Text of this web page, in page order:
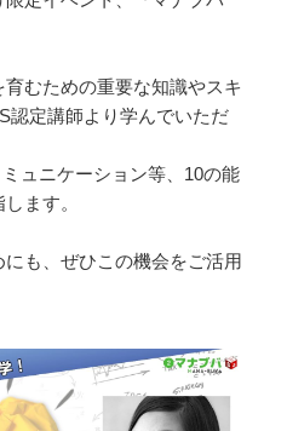
むための重要な知識やスキ
認定講師より学んでいただ
ュニケーション等、10の能
ます。
も、ぜひこの機会をご活用